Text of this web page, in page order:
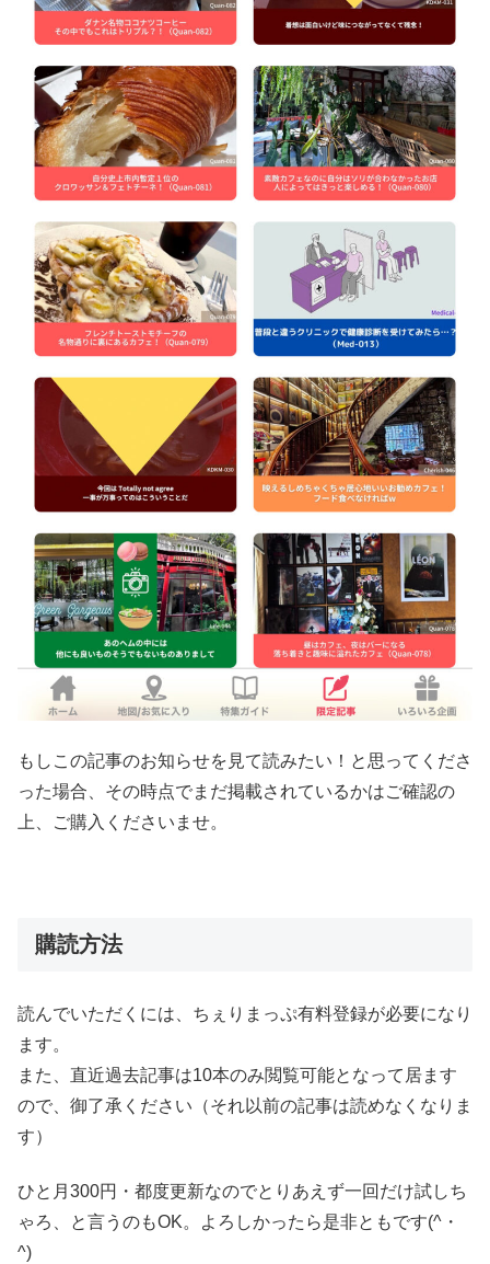
もしこの記事のお知らせを見て読みたい！と思ってくださ
った場合、その時点でまだ掲載されているかはご確認の
上、ご購入くださいませ。
購読方法
読んでいただくには、ちぇりまっぷ有料登録が必要になり
ます。
また、直近過去記事は10本のみ閲覧可能となって居ます
ので、御了承ください（それ以前の記事は読めなくなりま
す）
ひと月300円・都度更新なのでとりあえず一回だけ試しち
ゃろ、と言うのもOK。よろしかったら是非ともです(^・
^)